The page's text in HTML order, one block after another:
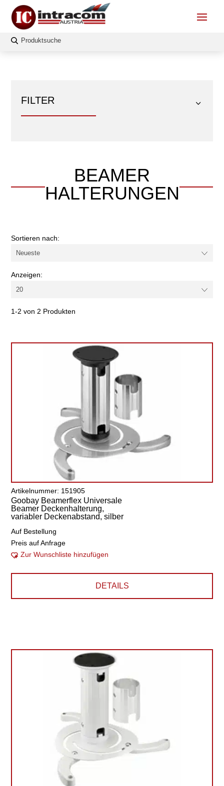
FILTER
FILTERN
BEAMER
HALTERUNGEN
Sortieren nach:
Anzeigen:
1-2 von 2 Produkten
Artikelnummer: 151905
Goobay Beamerflex Universale
Beamer Deckenhalterung,
variabler Deckenabstand, silber
Auf Bestellung
Preis auf Anfrage
Zur Wunschliste hinzufügen
DETAILS